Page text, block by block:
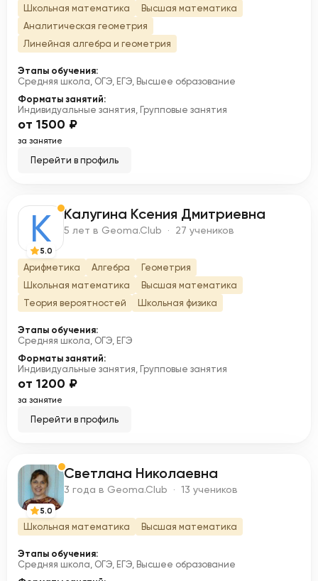
Школьная математика
Высшая математика
Аналитическая геометрия
Линейная алгебра и геометрия
Этапы обучения:
Средняя школа, ОГЭ, ЕГЭ, Высшее образование
Форматы занятий:
Индивидуальные занятия, Групповые занятия
от 1500 ₽
за занятие
Перейти в профиль
К
5.0
Калугина Ксения Дмитриевна
5 лет в Geoma.Club · 27 учеников
Арифметика Алгебра
Геометрия
Школьная математика
Высшая математика
Теория вероятностей
Школьная физика
Этапы обучения:
Средняя школа, ОГЭ, ЕГЭ
Форматы занятий:
Индивидуальные занятия, Групповые занятия
от 1200 ₽
за занятие
Перейти в профиль
С
5.0
Светлана Николаевна
3 года в Geoma.Club · 13 учеников
Школьная математика Высшая математика
Этапы обучения:
Средняя школа, ОГЭ, ЕГЭ, Высшее образование